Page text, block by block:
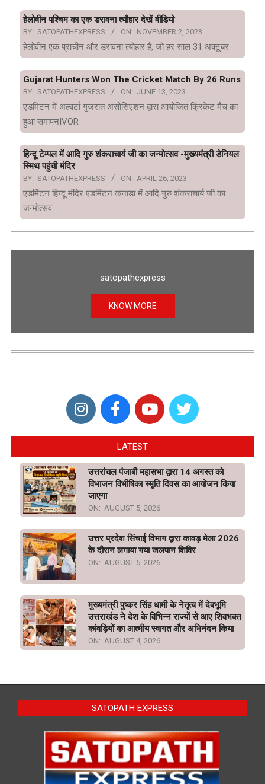
हेलोवीन पश्चिम का एक डरावना त्यौहार देखें वीडियो
BY: SATOPATHEXPRESS ON: NOVEMBER 2, 2023
हेलोवीन एक प्राचीन और डरावना त्योहार है, जो हर साल 31 अक्टूबर
Gujarat Hunters Won The Cricket Match By 26 Runs
BY: SATOPATHEXPRESS ON: JUNE 13, 2023
एडमिंटन में अल्बर्टा गुजरात असोसिएशन द्वारा आयोजित क्रिकेट मैच का
हुआ समापनIVOR
हिन्दू टेम्पल में आदि गुरु शंकराचार्य जी का जन्मोत्सव -मुख्यमंत्री डेनियल
स्मिथ पहुंची मंदिर
BY: SATOPATHEXPRESS ON: APRIL 26, 2023
एडमिंटन हिन्दू मंदिर एडमिंटन कनाडा में आदि गुरु शंकराचार्य जी का
जन्मोत्सव
satopathexpress
KNOW MORE
LATEST
उत्तरांचल पंजाबी महासभा द्वारा 14 अगस्त को
विभाजन विभीषिका स्मृति दिवस का आयोजन किया
जाएगा
ON: AUGUST 5, 2026
उत्तर प्रदेश सिंचाई विभाग द्वारा कावड़ मेला 2026
के दौरान लगाया गया जलपान शिविर
ON: AUGUST 5, 2026
मुख्यमंत्री पुष्कर सिंह धामी के नेतृत्व में देवभूमि
उत्तराखंड ने देश के विभिन्न राज्यों से आए शिवभक्त
कांवड़ियों का आत्मीय स्वागत और अभिनंदन किया
ON: AUGUST 4, 2026
SATOPATH EXPRESS